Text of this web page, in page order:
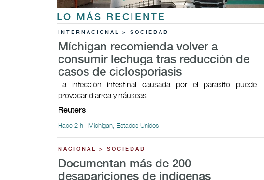
LO MÁS RECIENTE
INTERNACIONAL > SOCIEDAD
Míchigan recomienda volver a
consumir lechuga tras reducción de
casos de ciclosporiasis
La infección intestinal causada por el parásito puede
provocar ​diarrea y náuseas
Reuters
Hace 2 h | Michigan, Estados Unidos
NACIONAL > SOCIEDAD
Documentan más de 200
desapariciones de indígenas